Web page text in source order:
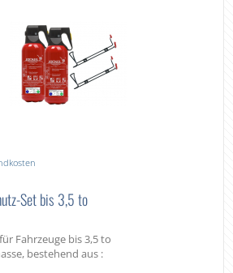
Set bis 3,5 to
Fahrzeuge bis 3,5 to
bestehend aus :